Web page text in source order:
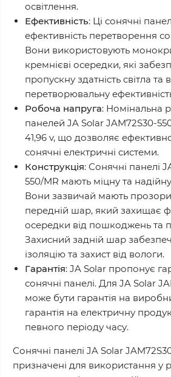
освітлення.
Ефективність: Ці сонячні
ефективність перетворення
Вони використовують
кремнієві осередки, які
пропускну здатність світла
перетворювальну
Робоча напруга: Номінальна
панелей JA Solar JAM72S30-
41,96 v, що дозволяє ефективно
сонячні електричні системи.
Конструкція: Сонячні панелі
550/MR мають міцну та
Вони зазвичай мають
передній шар, який захищає
осередки від пошкоджень та
Захисний задній шар
ізоляцію та захист від вологи.
Гарантія: JA Solar пропонує
сонячні панелі. Для JA Solar
може бути гарантія на
гарантія на електричну
певного періоду часу.
Сонячні панелі JA Solar
призначені для використання у